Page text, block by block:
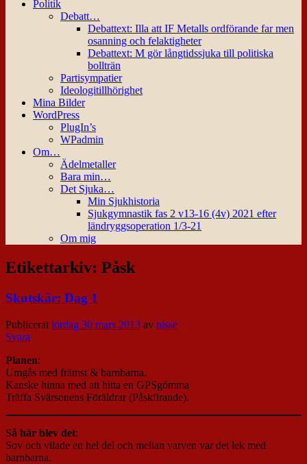
Politik
Debatt…
Debattext: Illa att IF Metalls ordförande far men
osanning och felaktigheter
Debattext: M gör långtidssjuka till politiska
bollträn
Partisympatier
Ideologitillhörighet
Mina Bilder
WordPress
PlugIn’s
WPadmin
Om…
Ädelmetaller
Bara min…
Det Sjuka…
Min Sjukhistoria
Sjukgymnastik fas 2 v13-16 (4v) 2021 efter
ländryggsoperation 1/3-21
Om mig
Etikettarkiv: Påsk
Skutskär: Dag 1
Publicerat lördag 30 mars 2013 av nisse
Svara
Planen:
Umgås med främst & barnbarna.
Kanske hinna med att hitta en GPSgömma
Träffa Svärsonens Föräldrar (Påskfirande).
Så här blev det:
Sov och vilade en hel del och mellan varven var det lek med
barnbarna.